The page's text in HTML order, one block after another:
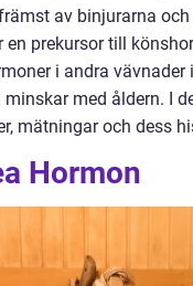
av binjurarna
prekursor till
i andra
med åldern. I
mätningar och dess
Hormon